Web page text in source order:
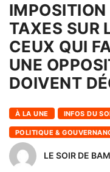
IMPOSITION
TAXES SUR
CEUX QUI
UNE
DOIVENT
À LA UNE INFOS DU
POLITIQUE &
LE SOIR DE